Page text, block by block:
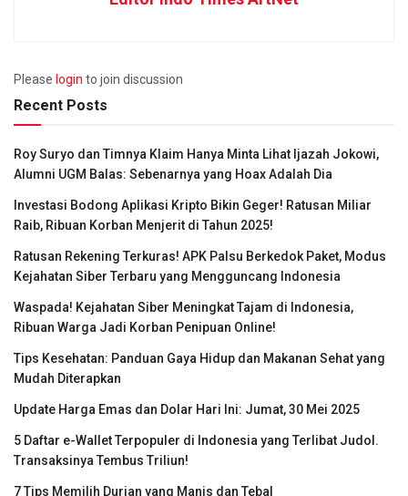
Please login to join discussion
Recent Posts
Roy Suryo dan Timnya Klaim Hanya Minta Lihat Ijazah Jokowi,
Alumni UGM Balas: Sebenarnya yang Hoax Adalah Dia
Investasi Bodong Aplikasi Kripto Bikin Geger! Ratusan Miliar
Raib, Ribuan Korban Menjerit di Tahun 2025!
Ratusan Rekening Terkuras! APK Palsu Berkedok Paket, Modus
Kejahatan Siber Terbaru yang Mengguncang Indonesia
Waspada! Kejahatan Siber Meningkat Tajam di Indonesia,
Ribuan Warga Jadi Korban Penipuan Online!
Tips Kesehatan: Panduan Gaya Hidup dan Makanan Sehat yang
Mudah Diterapkan
Update Harga Emas dan Dolar Hari Ini: Jumat, 30 Mei 2025
5 Daftar e-Wallet Terpopuler di Indonesia yang Terlibat Judol.
Transaksinya Tembus Triliun!
7 Tips Memilih Durian yang Manis dan Tebal